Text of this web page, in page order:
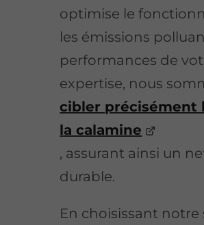
optimise le
les émissions
performances de
expertise, nous
cibler précisément
la calamine
, assurant ainsi un
durable.
En choisissant